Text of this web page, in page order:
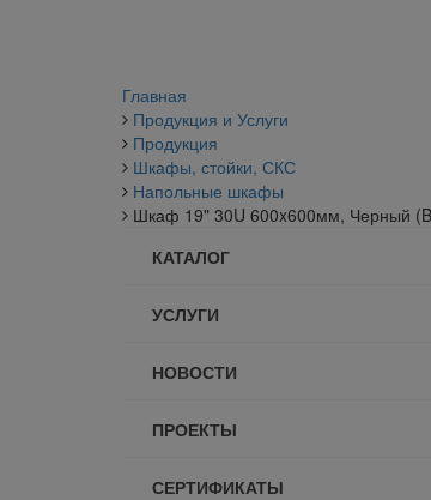
Главная
Продукция и Услуги
Продукция
Шкафы, стойки, СКС
Напольные шкафы
Шкаф 19" 30U 600x600мм, Черный
КАТАЛОГ
УСЛУГИ
НОВОСТИ
ПРОЕКТЫ
СЕРТИФИКАТЫ